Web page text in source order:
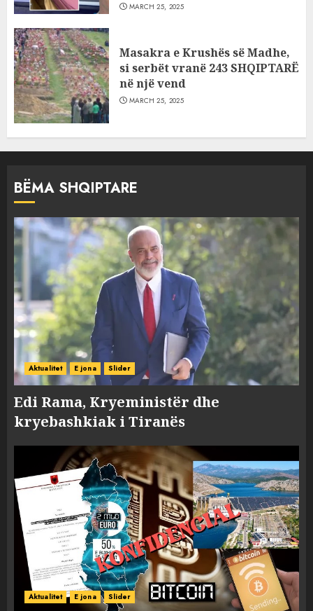
MARCH 25, 2025
Masakra e Krushës së Madhe,
si serbët vranë 243 SHQIPTARË
në një vend
MARCH 25, 2025
BËMA SHQIPTARE
Aktualitet E jona Slider
Edi Rama, Kryeministër dhe
kryebashkiak i Tiranës
Aktualitet E jona Slider